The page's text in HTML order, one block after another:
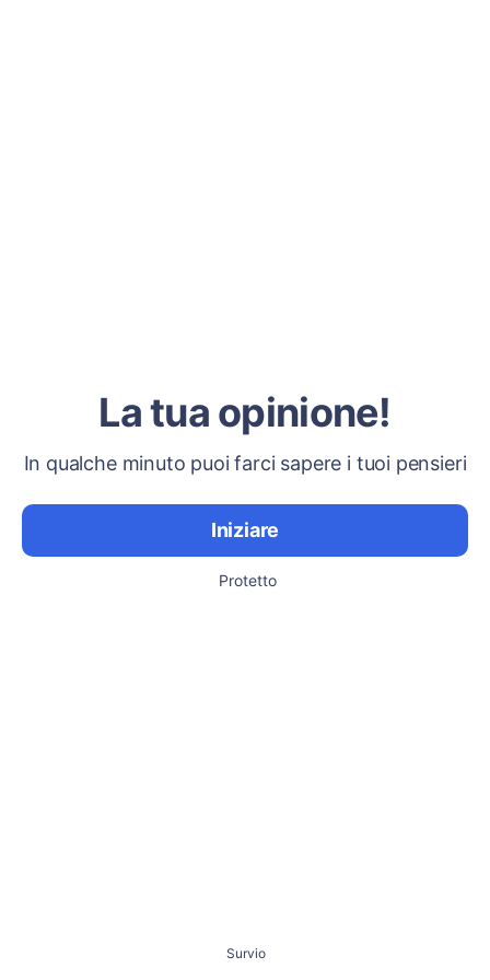
La tua opinione!
In qualche minuto puoi farci sapere i tuoi pensieri
Iniziare
Protetto
Survio